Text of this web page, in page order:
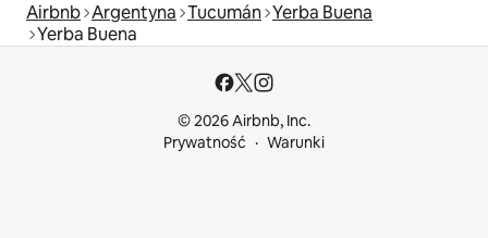
Airbnb Argentyna Tucumán Yerba Buena
Yerba Buena
© 2026 Airbnb, Inc.
Prywatność
Warunki